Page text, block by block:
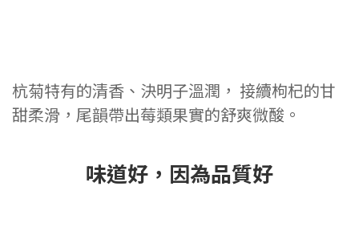
杭菊特有的清香、決明子溫潤， 接續枸杞的甘
甜柔滑，尾韻帶出莓類果實的舒爽微酸。
味道好，因為品質好